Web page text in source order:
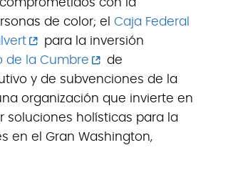
con la
de color; el Caja Federal
para la inversión
de la Cumbre
de
y de subvenciones de la
organización que invierte en
soluciones holísticas para la
en el Gran Washington,